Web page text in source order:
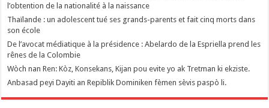
l’obtention de la nationalité à la naissance
Thaïlande : un adolescent tué ses grands-parents et fait cinq morts dans
son école
De l’avocat médiatique à la présidence : Abelardo de la Espriella prend les
rênes de la Colombie
Wòch nan Ren: Kòz, Konsekans, Kijan pou evite yo ak Tretman ki ekziste.
Anbasad peyi Dayiti an Repiblik Dominiken fèmen sèvis paspò li.